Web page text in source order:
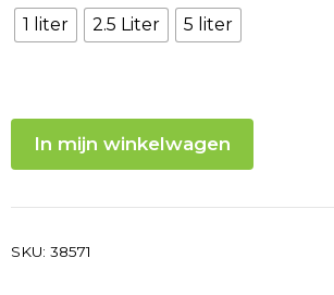
1 liter 2.5 Liter 5 liter
In mijn winkelwagen
SKU: 38571